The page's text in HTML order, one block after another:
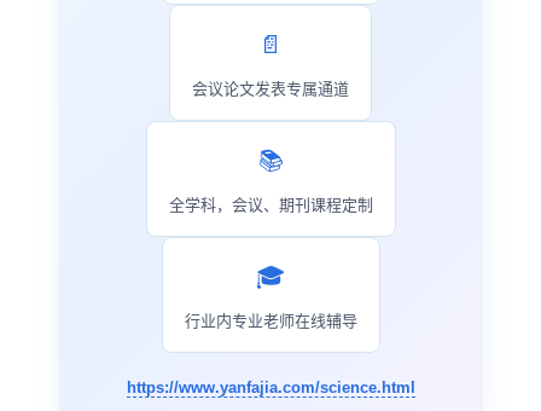
📄
会议论文发表专属通道
📚
全学科，会议、期刊课程定制
🎓
行业内专业老师在线辅导
https://www.yanfajia.com/science.html